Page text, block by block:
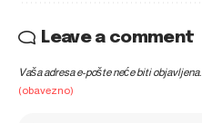
Leave a comment
Vaša adresa e-pošte neće biti objavljena.
(obavezno)